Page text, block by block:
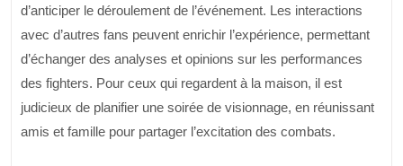
d’anticiper le déroulement de l’événement. Les interactions
avec d’autres fans peuvent enrichir l’expérience, permettant
d’échanger des analyses et opinions sur les performances
des fighters. Pour ceux qui regardent à la maison, il est
judicieux de planifier une soirée de visionnage, en réunissant
amis et famille pour partager l’excitation des combats.